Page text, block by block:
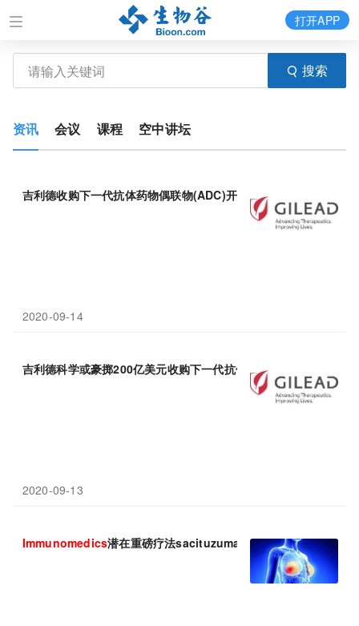
搜索
打开APP
资讯 会议 课程 空中讲坛
吉利德收购下一代抗体药物偶联物(ADC)开发商Immunomedics
2020-09-14
吉利德科学或豪掷200亿美元收购下一代抗体药物偶联物(ADC)开
2020-09-13
Immunomedics潜在重磅疗法sacituzumab govitecan在美国进